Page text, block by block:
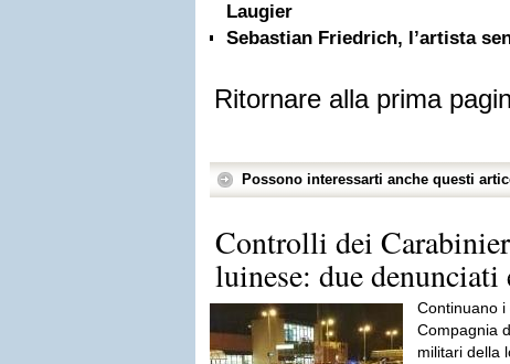
Laugier
Sebastian Friedrich, l’artista
Ritornare alla prima
Possono interessarti anche questi
Controlli dei
luinese: due denunciati
Continuano i
Compagnia
militari della